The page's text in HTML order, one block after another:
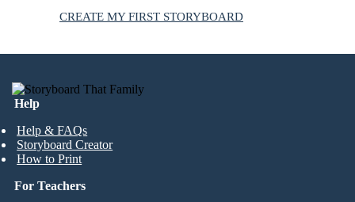
CREATE MY FIRST STORYBOARD
Help
Help & FAQs
Storyboard Creator
How to Print
For Teachers